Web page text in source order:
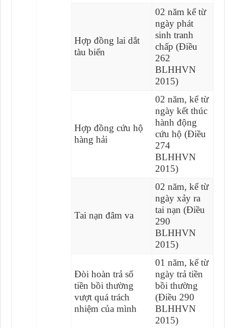
Hợp đồng lai dắt
tàu biển
02 năm kể từ
ngày phát
sinh tranh
chấp (Điều
262
BLHHVN
2015)
Hợp đồng cứu hộ
hàng hải
02 năm, kể từ
ngày kết thúc
hành động
cứu hộ (Điều
274
BLHHVN
2015)
Tai nạn đâm va
02 năm, kể từ
ngày xảy ra
tai nạn (Điều
290
BLHHVN
2015)
Đòi hoàn trả số
tiền bồi thường
vượt quá trách
nhiệm của mình
01 năm, kể từ
ngày trả tiền
bồi thường
(Điều 290
BLHHVN
2015)